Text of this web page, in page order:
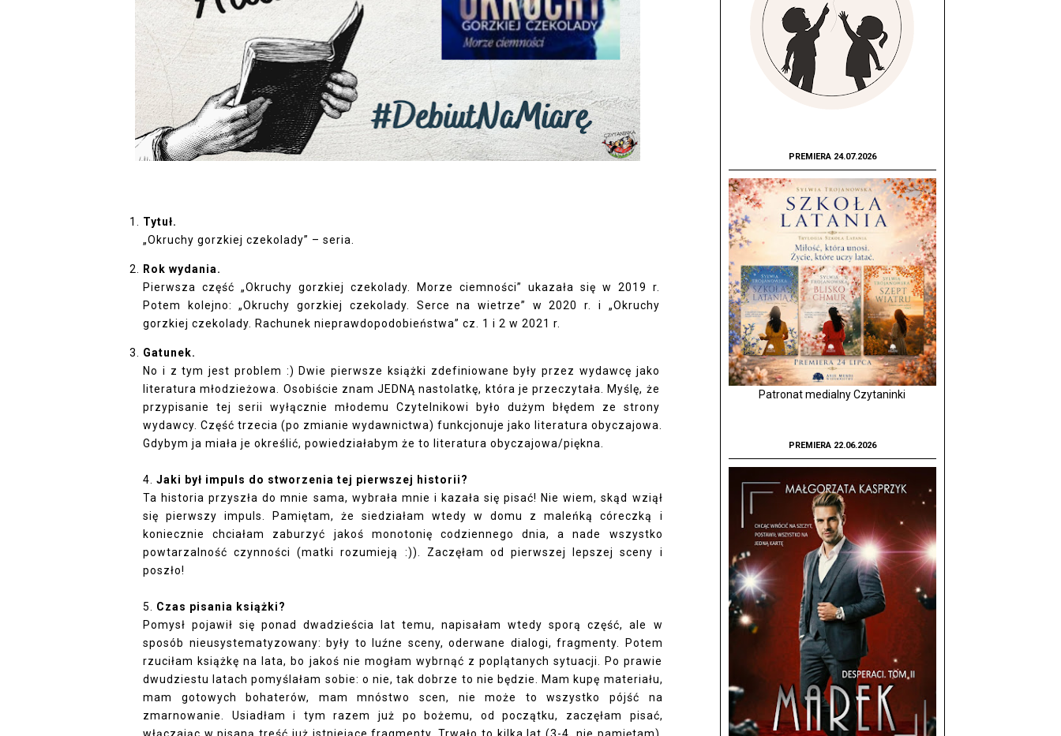
Tytuł.
„Okruchy gorzkiej czekolady” – seria.
Rok wydania.
Pierwsza część „Okruchy gorzkiej czekolady. Morze ciemności” ukazała się w 2019 r.
Potem kolejno: „Okruchy gorzkiej czekolady. Serce na wietrze” w 2020 r. i „Okruchy
gorzkiej czekolady. Rachunek nieprawdopodobieństwa” cz. 1 i 2 w 2021 r.
Gatunek.
No i z tym jest problem :) Dwie pierwsze książki zdefiniowane były przez wydawcę jako
literatura młodzieżowa. Osobiście znam JEDNĄ nastolatkę, która je przeczytała. Myślę, że
przypisanie tej serii wyłącznie młodemu Czytelnikowi było dużym błędem ze strony
wydawcy. Część trzecia (po zmianie wydawnictwa) funkcjonuje jako literatura obyczajowa.
Gdybym ja miała je określić, powiedziałabym że to literatura obyczajowa/piękna.
4. Jaki był impuls do stworzenia tej pierwszej historii?
Ta historia przyszła do mnie sama, wybrała mnie i kazała się pisać! Nie wiem, skąd wziął
się pierwszy impuls. Pamiętam, że siedziałam wtedy w domu z maleńką córeczką i
koniecznie chciałam zaburzyć jakoś monotonię codziennego dnia, a nade wszystko
powtarzalność czynności (matki rozumieją :)). Zaczęłam od pierwszej lepszej sceny i
poszło!
5. Czas pisania książki?
Pomysł pojawił się ponad dwadzieścia lat temu, napisałam wtedy sporą część, ale w
sposób nieusystematyzowany: były to luźne sceny, oderwane dialogi, fragmenty. Potem
rzuciłam książkę na lata, bo jakoś nie mogłam wybrnąć z poplątanych sytuacji. Po prawie
dwudziestu latach pomyślałam sobie: o nie, tak dobrze to nie będzie. Mam kupę materiału,
mam gotowych bohaterów, mam mnóstwo scen, nie może to wszystko pójść na
zmarnowanie. Usiadłam i tym razem już po bożemu, od początku, zaczęłam pisać,
PREMIERA 24.07.2026
Patronat medialny Czytaninki
PREMIERA 22.06.2026